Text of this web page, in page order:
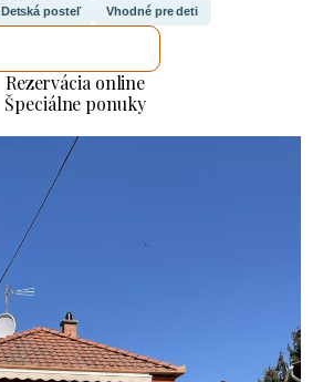
Detská posteľ Vhodné pre deti
Rezervácia online
Špeciálne ponuky